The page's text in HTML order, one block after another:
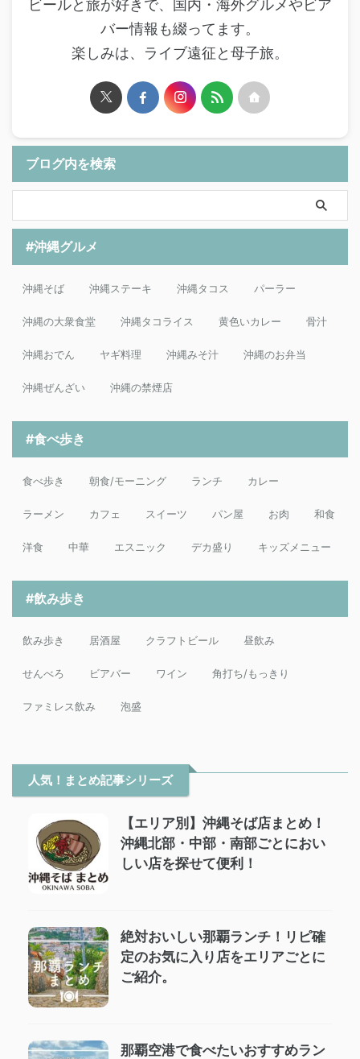
ビールと旅が好きで、国内・海外グルメやビア
バー情報も綴ってます。
楽しみは、ライブ遠征と母子旅。
ブログ内を検索
#沖縄グルメ
沖縄そば 沖縄ステーキ 沖縄タコス パーラー
沖縄の大衆食堂 沖縄タコライス 黄色いカレー 骨汁
沖縄おでん ヤギ料理 沖縄みそ汁 沖縄のお弁当
沖縄ぜんざい 沖縄の禁煙店
#食べ歩き
食べ歩き 朝食/モーニング ランチ カレー
ラーメン カフェ スイーツ パン屋 お肉 和食
洋食 中華 エスニック デカ盛り キッズメニュー
#飲み歩き
飲み歩き 居酒屋 クラフトビール 昼飲み
せんべろ ビアバー ワイン 角打ち/もっきり
ファミレス飲み 泡盛
人気！まとめ記事シリーズ
【エリア別】沖縄そば店まとめ！
沖縄北部・中部・南部ごとにおい
しい店を探せて便利！
絶対おいしい那覇ランチ！リピ確
定のお気に入り店をエリアごとに
ご紹介。
那覇空港で食べたいおすすめラン